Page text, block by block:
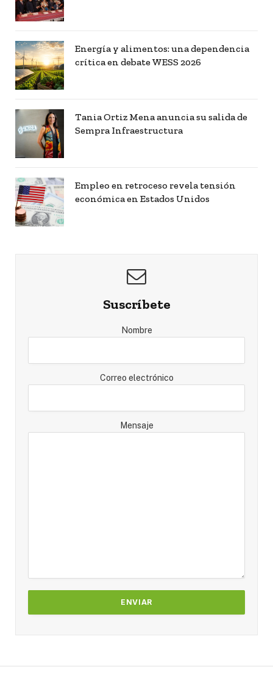
Energía y alimentos: una dependencia
crítica en debate WESS 2026
Tania Ortiz Mena anuncia su salida de
Sempra Infraestructura
Empleo en retroceso revela tensión
económica en Estados Unidos
Suscríbete
Nombre
Correo electrónico
Mensaje